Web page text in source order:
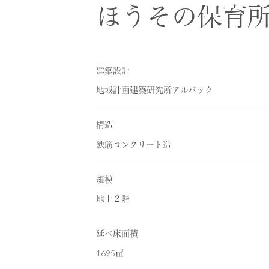
RECRUIT 採用情報
CONTACT
ほうその保育
建築設計
地域計画建築研究所アルパック
構造
鉄筋コンクリート造
規模
地上２階
延べ床面積
1695㎡